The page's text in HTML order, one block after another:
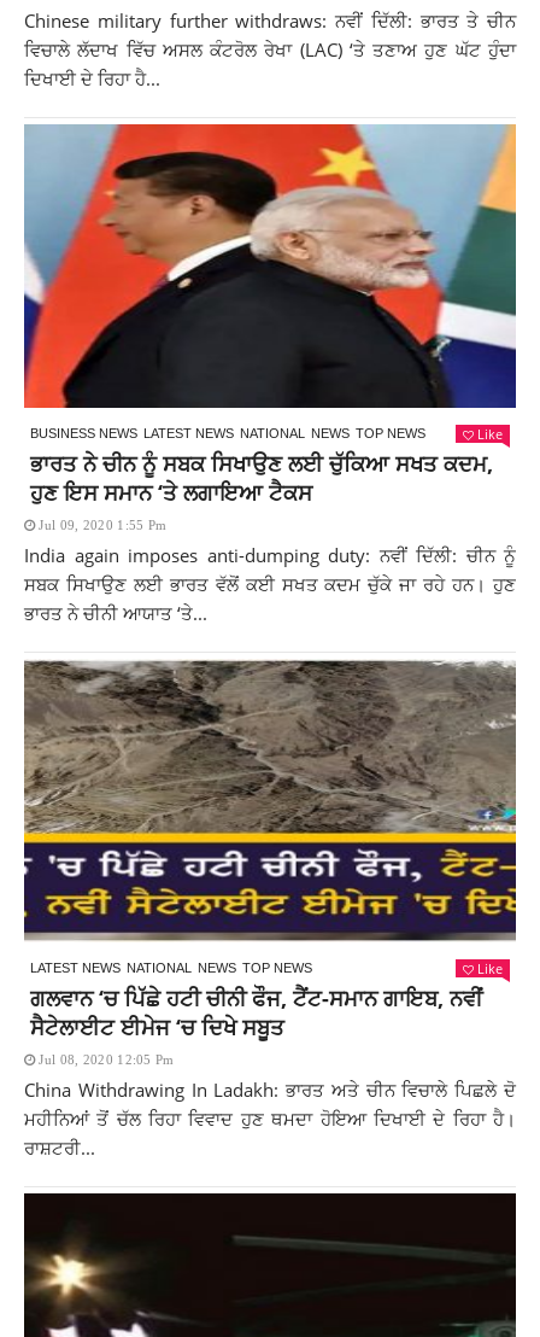
Chinese military further withdraws: ਨਵੀਂ ਦਿੱਲੀ: ਭਾਰਤ ਤੇ ਚੀਨ
ਵਿਚਾਲੇ ਲੱਦਾਖ ਵਿੱਚ ਅਸਲ ਕੰਟਰੋਲ ਰੇਖਾ (LAC) ‘ਤੇ ਤਣਾਅ ਹੁਣ ਘੱਟ ਹੁੰਦਾ
ਦਿਖਾਈ ਦੇ ਰਿਹਾ ਹੈ...
BUSINESS NEWS LATEST NEWS NATIONAL NEWS TOP NEWS Like
ਭਾਰਤ ਨੇ ਚੀਨ ਨੂੰ ਸਬਕ ਸਿਖਾਉਣ ਲਈ ਚੁੱਕਿਆ ਸਖਤ ਕਦਮ,
ਹੁਣ ਇਸ ਸਮਾਨ ‘ਤੇ ਲਗਾਇਆ ਟੈਕਸ
Jul 09, 2020 1:55 Pm
India again imposes anti-dumping duty: ਨਵੀਂ ਦਿੱਲੀ: ਚੀਨ ਨੂੰ
ਸਬਕ ਸਿਖਾਉਣ ਲਈ ਭਾਰਤ ਵੱਲੋਂ ਕਈ ਸਖਤ ਕਦਮ ਚੁੱਕੇ ਜਾ ਰਹੇ ਹਨ। ਹੁਣ
ਭਾਰਤ ਨੇ ਚੀਨੀ ਆਯਾਤ ‘ਤੇ...
LATEST NEWS NATIONAL NEWS TOP NEWS Like
ਗਲਵਾਨ ‘ਚ ਪਿੱਛੇ ਹਟੀ ਚੀਨੀ ਫੌਜ, ਟੈਂਟ-ਸਮਾਨ ਗਾਇਬ, ਨਵੀਂ
ਸੈਟੇਲਾਈਟ ਈਮੇਜ ‘ਚ ਦਿਖੇ ਸਬੂਤ
Jul 08, 2020 12:05 Pm
China Withdrawing In Ladakh: ਭਾਰਤ ਅਤੇ ਚੀਨ ਵਿਚਾਲੇ ਪਿਛਲੇ ਦੋ
ਮਹੀਨਿਆਂ ਤੋਂ ਚੱਲ ਰਿਹਾ ਵਿਵਾਦ ਹੁਣ ਥਮਦਾ ਹੋਇਆ ਦਿਖਾਈ ਦੇ ਰਿਹਾ ਹੈ।
ਰਾਸ਼ਟਰੀ...